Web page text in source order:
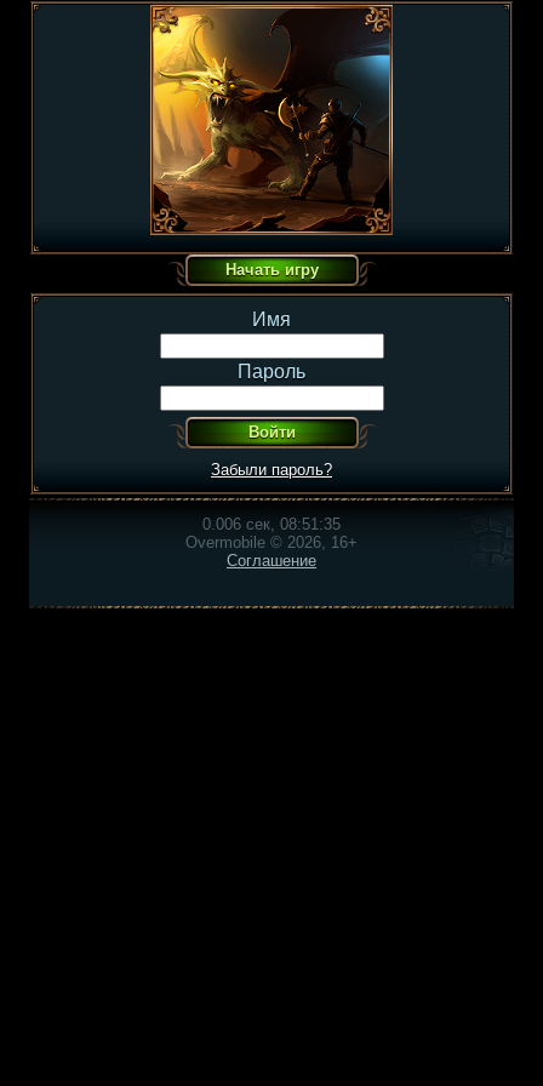
Имя
Пароль
Забыли пароль?
0.006 сек, 08:51:35
Overmobile © 2026, 16+
Соглашение